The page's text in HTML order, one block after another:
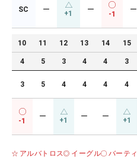
SC ー +1 ー
-1
ー
10 11 12 13 14 15
4 5 3 4 4 3
3 5 4 4 4 4
-1
ー +1 ー ー +1
アルバトロス イーグル バーティ